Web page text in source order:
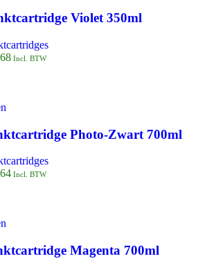
Violet 350ml
Incl. BTW
Photo-Zwart 700ml
Incl. BTW
Magenta 700ml